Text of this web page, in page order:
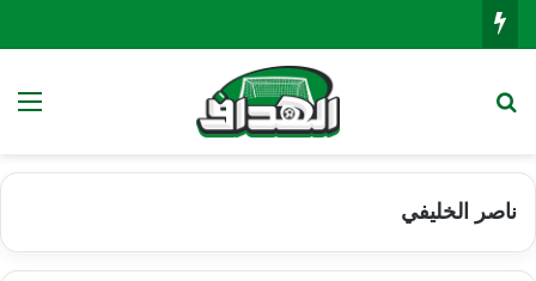
ناصر الخليفي